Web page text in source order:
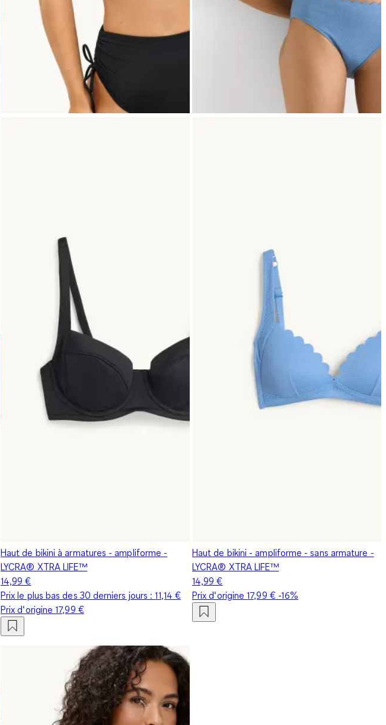
Haut de bikini à armatures - ampliforme -
LYCRA® XTRA LIFE™
14,99 €
Prix le plus bas des 30 derniers jours :11,14 €
Prix d‘origine17,99 €
Haut de bikini - ampliforme - sans armature -
LYCRA® XTRA LIFE™
14,99 €
Prix d‘origine17,99 €-16%